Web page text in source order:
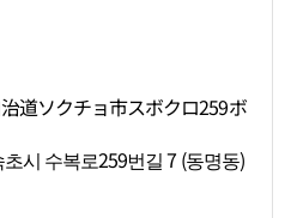
道ソクチョ市スボクロ259ボ
시 수복로259번길 7 (동명동)